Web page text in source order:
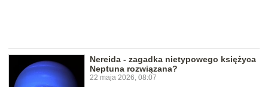
Nereida - zagadka nietypowego księżyca
Neptuna rozwiązana?
22 maja 2026, 08:07